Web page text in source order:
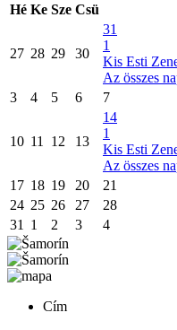
Hé Ke Sze Csü
27 28 29 30
31
1
Kis Esti
Az összes
3 4 5 6 7
10 11 12 13
14
1
Kis Esti
Az összes
17 18 19 20 21
24 25 26 27 28
31
1 2 3 4
Cím